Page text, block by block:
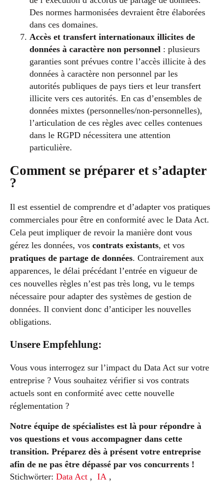
Des normes harmonisées devraient être élaborées
dans ces domaines.
Accès et transfert internationaux illicites de
données à caractère non personnel : plusieurs
garanties sont prévues contre l’accès illicite à des
données à caractère non personnel par les
autorités publiques de pays tiers et leur transfert
illicite vers ces autorités. En cas d’ensembles de
données mixtes (personnelles/non-personnelles),
l’articulation de ces règles avec celles contenues
dans le RGPD nécessitera une attention
particulière.
Comment se préparer et s’adapter
?
Il est essentiel de comprendre et d’adapter vos pratiques
commerciales pour être en conformité avec le Data Act.
Cela peut impliquer de revoir la manière dont vous
gérez les données, vos contrats existants, et vos
pratiques de partage de données. Contrairement aux
apparences, le délai précédant l’entrée en vigueur de
ces nouvelles règles n’est pas très long, vu le temps
nécessaire pour adapter des systèmes de gestion de
données. Il convient donc d’anticiper les nouvelles
obligations.
Unsere Empfehlung:
Vous vous interrogez sur l’impact du Data Act sur votre
entreprise ? Vous souhaitez vérifier si vos contrats
actuels sont en conformité avec cette nouvelle
réglementation ?
Notre équipe de spécialistes est là pour répondre à
vos questions et vous accompagner dans cette
transition. Préparez dès à présent votre entreprise
afin de ne pas être dépassé par vos concurrents !
Stichwörter: Data Act , IA ,